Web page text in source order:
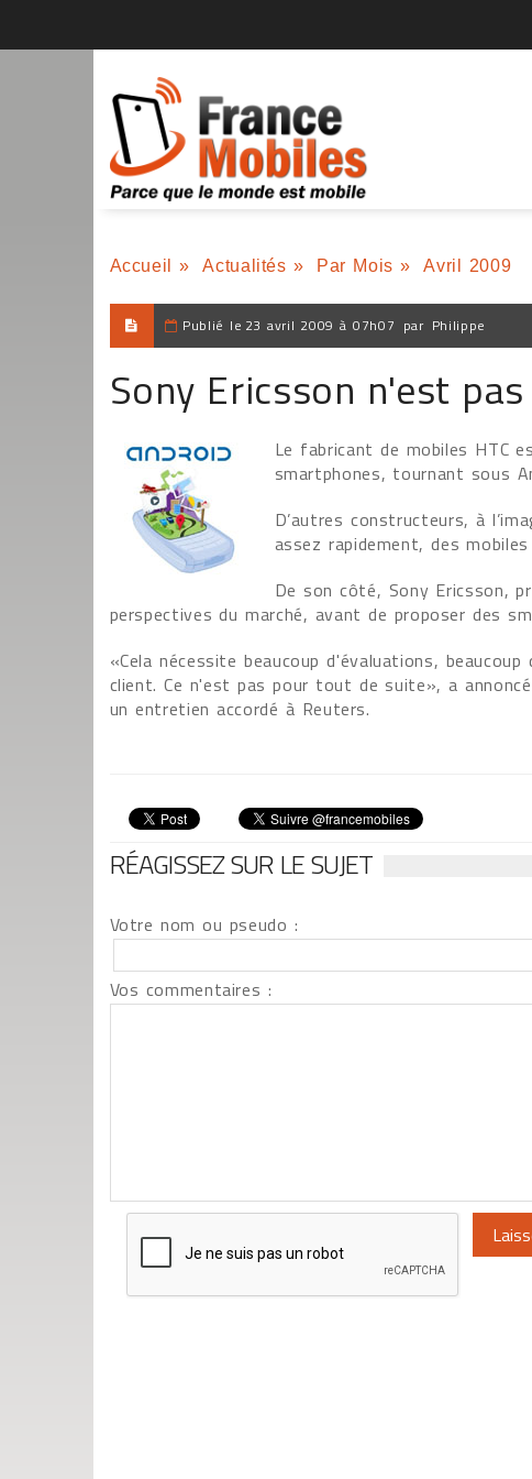
Accueil » Actualités » Par Mois » Avril 2009
Publié le 23 avril 2009 à 07h07 par Philippe
Sony Ericsson n'est
Le fabricant de mobiles HTC
smartphones, tournant sous
D’autres constructeurs, à
assez rapidement, des
De son côté, Sony Ericsson,
perspectives du marché, avant de proposer des
«Cela nécessite beaucoup d'évaluations,
client. Ce n'est pas pour tout de suite», a
un entretien accordé à Reuters.
RÉAGISSEZ SUR LE SUJET
Votre nom ou pseudo :
Vos commentaires :